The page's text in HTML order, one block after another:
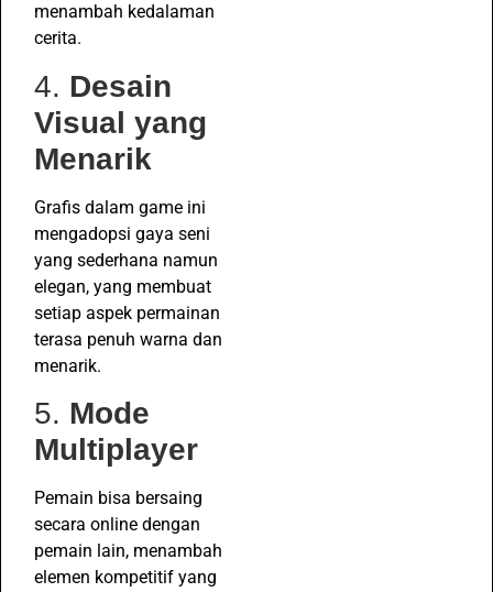
menambah kedalaman
cerita.
4. Desain
Visual yang
Menarik
Grafis dalam game ini
mengadopsi gaya seni
yang sederhana namun
elegan, yang membuat
setiap aspek permainan
terasa penuh warna dan
menarik.
5. Mode
Multiplayer
Pemain bisa bersaing
secara online dengan
pemain lain, menambah
elemen kompetitif yang